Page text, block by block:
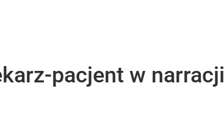
pacjent w narracji